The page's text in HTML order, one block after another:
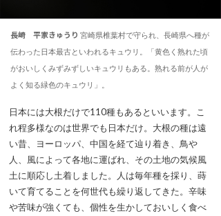
長崎 平家きゅうり 宮崎県椎葉村で守られ、長崎県へ種が
伝わった日本最古といわれるキュウリ。「黄色く熟れた頃
がおいしくみずみずしいキュウリもある。熟れる前が人が
よく知る緑色のキュウリ」。
日本には大根だけで110種もあるといいます。こ
れ程多様なのは世界でも日本だけ。大根の種は遠
い昔、ヨーロッパ、中国を経て辿り着き、鳥や
人、風によって各地に運ばれ、その土地の気候風
土に順応し土着しました。人は毎年種を採り、蒔
いて育てることを何世代も繰り返してきた。辛味
や苦味が強くても、個性を生かしておいしく食べ